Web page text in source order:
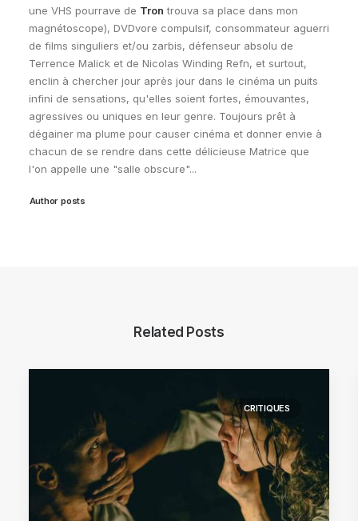
une VHS pourrave de Tron trouva sa place dans mon
magnétoscope), DVDvore compulsif, consommateur aguerri
de films singuliers et/ou zarbis, défenseur absolu de
Terrence Malick et de Nicolas Winding Refn, et surtout,
enclin à chercher jour après jour dans le cinéma un puits
infini de sensations, qu'elles soient fortes, émouvantes,
agressives ou uniques en leur genre. Toujours prêt à
dégainer ma plume pour causer cinéma et donner envie à
chacun de se rendre dans cette délicieuse Matrice que
l'on appelle une "salle obscure"...
Author posts
Related Posts
CRITIQUES